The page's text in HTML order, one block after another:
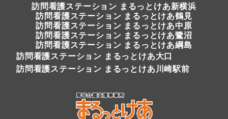
訪問看護ステーション まるっとけあ新横浜
訪問看護ステーション まるっとけあ鶴見
訪問看護ステーション まるっとけあ中原
訪問看護ステーション まるっとけあ鷺沼
訪問看護ステーション まるっとけあ綱島
訪問看護ステーション まるっとけあ大口
訪問看護ステーション まるっとけあ川崎駅前